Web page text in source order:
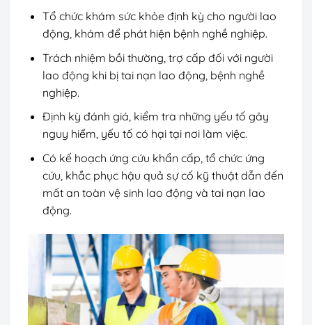
Tổ chức khám sức khỏe định kỳ cho người lao
động, khám để phát hiện bệnh nghề nghiệp.
Trách nhiệm bồi thường, trợ cấp đối với người
lao động khi bị tai nạn lao động, bệnh nghề
nghiệp.
Định kỳ đánh giá, kiểm tra những yếu tố gây
nguy hiểm, yếu tố có hại tại nơi làm việc.
Có kế hoạch ứng cứu khẩn cấp, tổ chức ứng
cứu, khắc phục hậu quả sự cố kỹ thuật dẫn đến
mất an toàn vệ sinh lao động và tai nạn lao
động.